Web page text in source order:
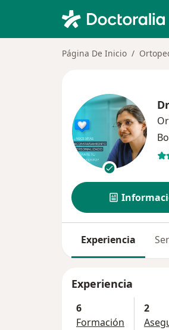
Página De Inicio
Experiencia
Experiencia
6
Formación
2